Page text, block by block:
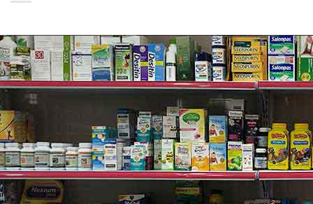
Thành phần viên uống cải thiện giấc ngủ
Nature’s Bounty Melatonin 10mg Capsule
Không có màu nhân tạo, hương vị, chất làm ngọt.
Không có chất bảo quản, đường, tinh bột, sữa, lactose,
gluten, lúa mì, men, cá. Không Natri.